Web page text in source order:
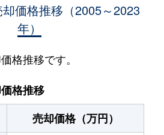
戸狩野沢温泉
戸狩野沢温泉
戸狩野沢温泉
戸狩野沢温泉
徒歩45分
価格推移（2005～2023
年）
格推移です。
格推移
売却価格（万円）